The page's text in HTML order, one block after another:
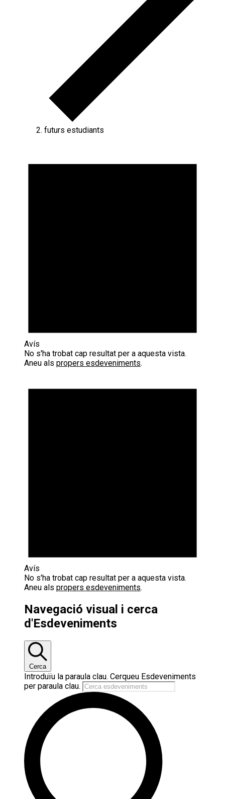
futurs estudiants
Avís
No s'ha trobat cap resultat per a aquesta vista.
Aneu als propers esdeveniments.
Avís
No s'ha trobat cap resultat per a aquesta vista.
Aneu als propers esdeveniments.
Navegació visual i cerca
d'Esdeveniments
Cerca
Introduïu la paraula clau. Cerqueu Esdeveniments
per paraula clau.